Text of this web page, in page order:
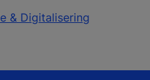
& Digitalisering